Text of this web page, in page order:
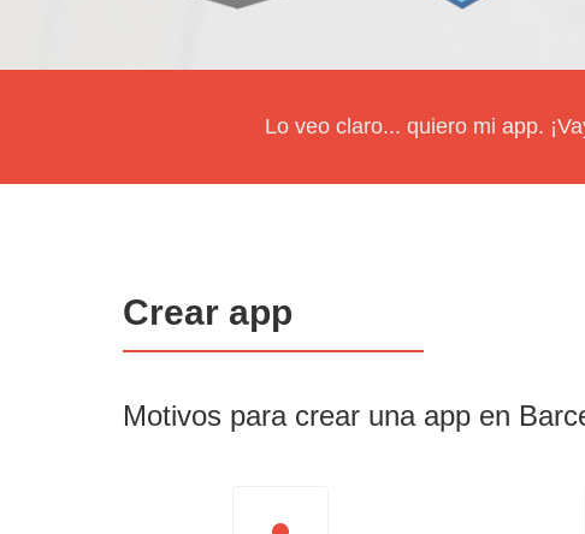
Lo veo claro... quiero mi app.
Crear app
Motivos para crear una app en